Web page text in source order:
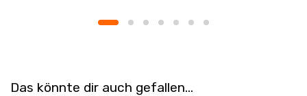
Das könnte dir auch gefallen…